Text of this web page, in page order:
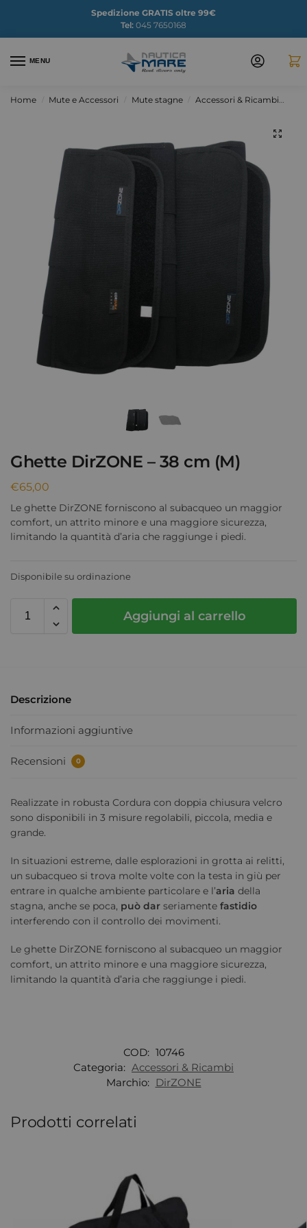
Spedizione GRATIS oltre 99€
Tel: 045 7650168
MENU
Home Mute e Accessori Mute stagne Accessori & Ricambi
Ghette DirZONE – 38 cm (M)
€65,00
Le ghette DirZONE forniscono al subacqueo un maggior
comfort, un attrito minore e una maggiore sicurezza,
limitando la quantità d’aria che raggiunge i piedi.
Disponibile su ordinazione
Aggiungi al carrello
Descrizione
Informazioni aggiuntive
Recensioni 0
Realizzate in robusta Cordura con doppia chiusura velcro
sono disponibili in 3 misure regolabili, piccola, media e
grande.
In situazioni estreme, dalle esplorazioni in grotta ai relitti,
un subacqueo si trova molte volte con la testa in giù per
entrare in qualche ambiente particolare e l’aria della
stagna, anche se poca, può dar seriamente fastidio
interferendo con il controllo dei movimenti.
Le ghette DirZONE forniscono al subacqueo un maggior
comfort, un attrito minore e una maggiore sicurezza,
limitando la quantità d’aria che raggiunge i piedi.
COD: 10746
Categoria: Accessori & Ricambi
Marchio: DirZONE
Prodotti correlati